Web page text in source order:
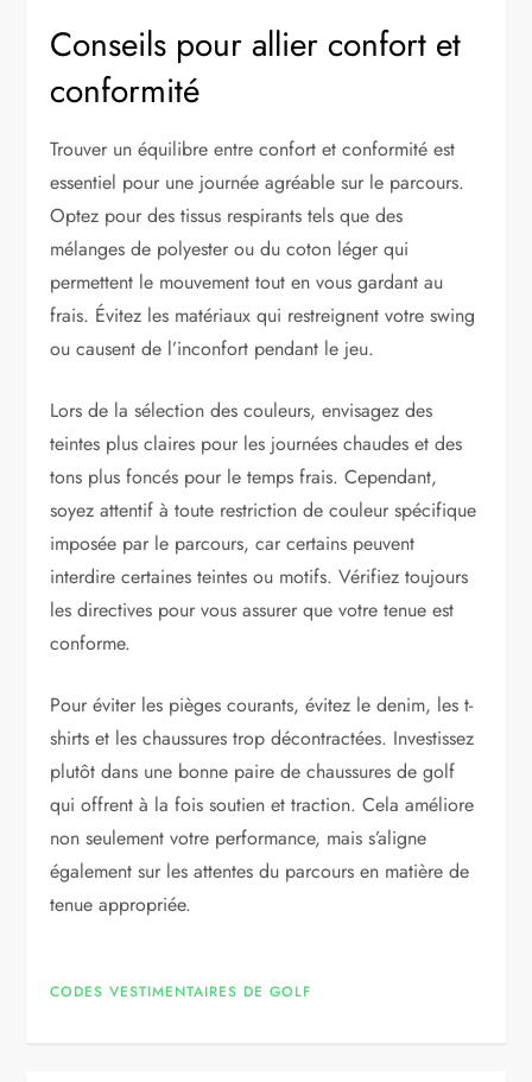
Conseils pour allier confort et
conformité
Trouver un équilibre entre confort et conformité est
essentiel pour une journée agréable sur le parcours.
Optez pour des tissus respirants tels que des
mélanges de polyester ou du coton léger qui
permettent le mouvement tout en vous gardant au
frais. Évitez les matériaux qui restreignent votre swing
ou causent de l’inconfort pendant le jeu.
Lors de la sélection des couleurs, envisagez des
teintes plus claires pour les journées chaudes et des
tons plus foncés pour le temps frais. Cependant,
soyez attentif à toute restriction de couleur spécifique
imposée par le parcours, car certains peuvent
interdire certaines teintes ou motifs. Vérifiez toujours
les directives pour vous assurer que votre tenue est
conforme.
Pour éviter les pièges courants, évitez le denim, les t-
shirts et les chaussures trop décontractées. Investissez
plutôt dans une bonne paire de chaussures de golf
qui offrent à la fois soutien et traction. Cela améliore
non seulement votre performance, mais s’aligne
également sur les attentes du parcours en matière de
tenue appropriée.
CODES VESTIMENTAIRES DE GOLF